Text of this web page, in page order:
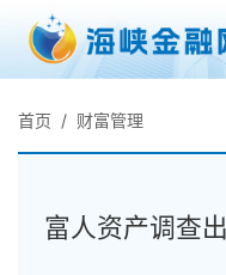
首页 财富管理
富人资产调查